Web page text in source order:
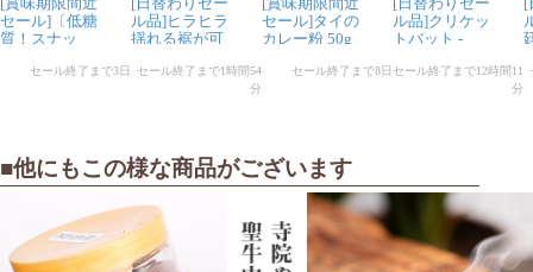
です
大変気に入っています。甘すぎず、さわやかな香りでし
■他にもこの様な商品がございます